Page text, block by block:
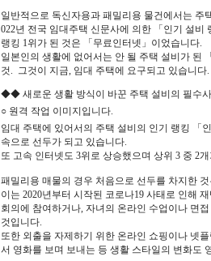
일반적으로 독신자용과 패밀리용 물건에서는 주
022년 전국 임대주택 신문사에 의한 「 인기 설비
랭킹 1위가 된 것은 「 무료인터넷 」 이었습니다.
일본인의 생활에 없어서는 안 될 주택 설비가 된
것. 그것이 지금, 임대 주택에 요구되고 있습니다.
◆◆ 새로운 생활 방식이 바꾼 주택 설비의 필수
○ 원격 작업 이미지입니다.
임대 주택에 있어서의 주택 설비의 인기 랭킹 「
속으로 선두가 되고 있습니다.
또 고속 인터넷도 3위로 상승했으며 상위 3 중 2
패밀리용 매물의 경우 처음으로 선두를 차지한
이는 2020년부터 시작된 코로나19 사태로 인해
회의에 참여하거나, 자녀의 온라인 수업이나 면접
것입니다.
또한 외출을 자제하기 위한 온라인 쇼핑이나 넷
서 영화를 보며 보내는 등 생활 스타일의 변화도